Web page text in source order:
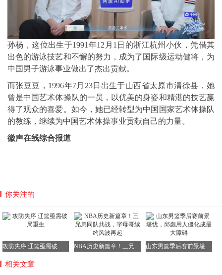
孙杨，这位出生于1991年12月1日的浙江杭州小伙，凭借其
出色的游泳技艺和不懈的努力，成为了国际级运动健将，为
中国男子游泳事业做出了杰出贡献。
而张豆豆，1996年7月23日出生于山西省太原市清徐县，她
曾是中国艺术体操队的一员，以优美的身姿和精湛的技艺赢
得了观众的喜爱。如今，她已经转型为中国国家艺术体操队
的教练，继续为中国艺术体操事业贡献自己的力量。
徽声在线综合报道
你关注的
攻防失序 辽篮亟需破局重生 NBA历史新篇章！三兄弟同队共战，字母哥续约风波再起 山东男篮季后赛前景堪忧，邱彪用人僵化成最大障碍
相关文章